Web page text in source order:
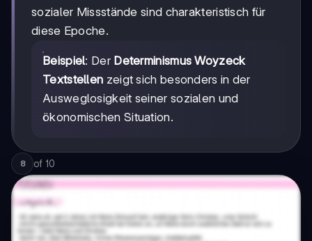
sozialer Missstände sind charakteristisch für
diese Epoche.
Beispiel: Der Determinismus Woyzeck
Textstellen zeigt sich besonders in der
Ausweglosigkeit seiner sozialen und
ökonomischen Situation.
8 of 10